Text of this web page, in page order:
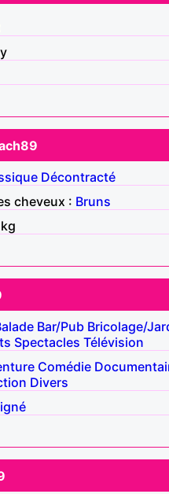
Décontracté
cheveux : Bruns
Bar/Pub Bricolage/
Spectacles Télévision
Comédie
Divers